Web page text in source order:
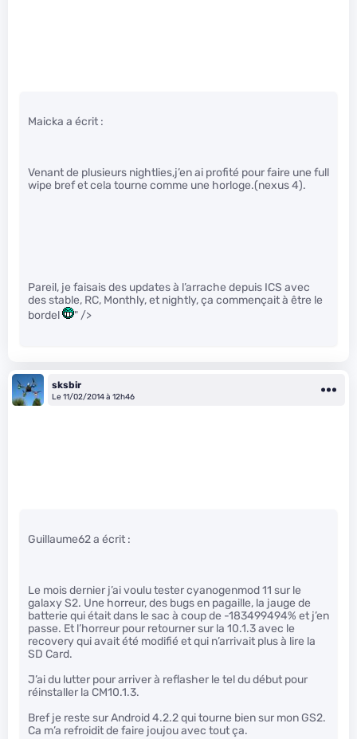
Maicka a écrit :
Venant de plusieurs nightlies,j’en ai profité pour faire une full
wipe bref et cela tourne comme une horloge.(nexus 4).
Pareil, je faisais des updates à l’arrache depuis ICS avec
des stable, RC, Monthly, et nightly, ça commençait à être le
bordel
" />
sksbir
Le 11/02/2014 à 12h46
Guillaume62 a écrit :
Le mois dernier j’ai voulu tester cyanogenmod 11 sur le
galaxy S2. Une horreur, des bugs en pagaille, la jauge de
batterie qui était dans le sac à coup de -183499494% et j’en
passe. Et l’horreur pour retourner sur la 10.1.3 avec le
recovery qui avait été modifié et qui n’arrivait plus à lire la
SD Card.
J’ai du lutter pour arriver à reflasher le tel du début pour
réinstaller la CM10.1.3.
Bref je reste sur Android 4.2.2 qui tourne bien sur mon GS2.
Ca m’a refroidit de faire joujou avec tout ça.